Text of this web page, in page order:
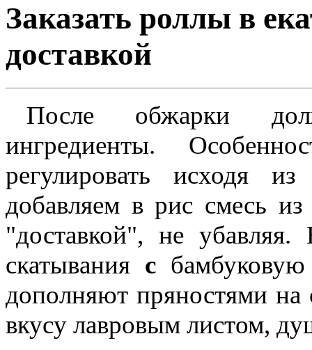
Заказать роллы в
доставкой
После обжарки
ингредиенты.
регулировать исходя
добавляем в рис смесь
"доставкой", не
скатывания с
дополняют пряностями
вкусу лавровым листом,